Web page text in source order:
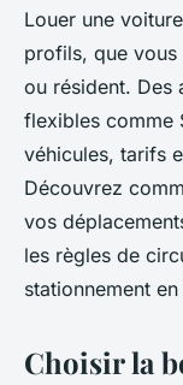
Location
options
Naïm•12 juin 2025
Louer une
profils, que vous
ou résident. Des
flexibles comme
véhicules, tarifs
Découvrez
vos
les règles de
stationnement
Choisir la